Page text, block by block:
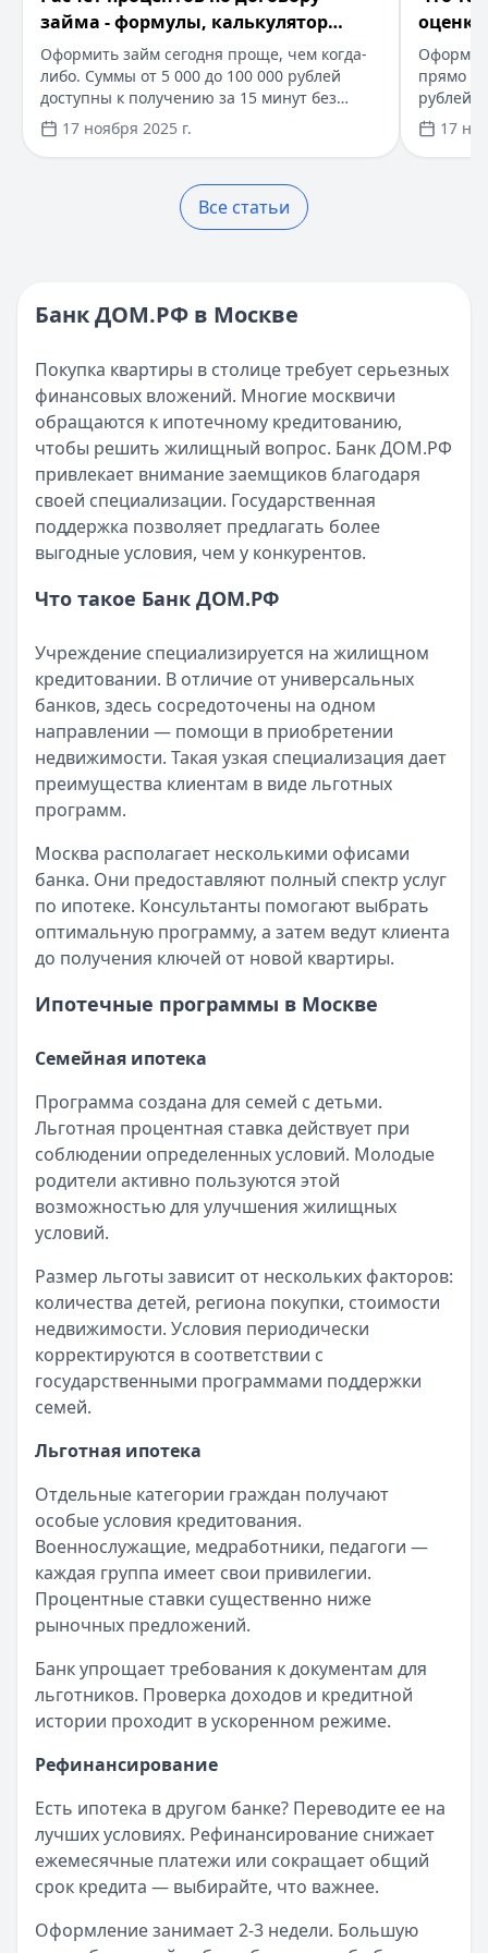
Рейтинг: 4.6
Все дебетовые карты
​РЕСО Гарантия ДМС - добровольно медицинское
Планируете оформить кредит или
Опубликовано:17 ноября 2025 г.
Категория:Кредиты
Читать статью
Кредитная линия банков
17 ноября 2025 г.
Опубликовано:17 ноября 2025 г.
Читать статью
Интернет-банк Бинбанка
Кратко:Современные банковские услуги стали еще
Опубликовано:17 ноября 2025 г.
Категория:Кредиты
Читать статью
Субсидии малоимущим семьям в 2025 году
Кратко:В сложной финансовой ситуации важно знать о
Опубликовано:
17 ноября 2025 г.
Читать статью
Оформить кредит для иностранных граждан в 2025 году
Кратко:Получите кредит на сумму до 5 000 000 рублей
Опубликовано:17 ноября 2025 г.
Категория:Кредиты
Читать статью
Все статьи
займа - формулы, калькулятор
расчета
Оформить займ сегодня проще, чем когда-
либо. Суммы от 5 000 до 100 000 рублей
доступны к получению за 15 минут без
справок о доходах. Новым клиентам
доступны займы под 0% на срок до 30 дней.
Возможность досрочного погашения без
комиссий. Одобрение за 5 минут по одному
17 ноября 2025 г.
прямо
рублей,
минут,
17
Все статьи
Банк ДОМ.РФ в Москве
Покупка квартиры в столице требует серьезных
финансовых вложений. Многие москвичи
обращаются к ипотечному кредитованию,
чтобы решить жилищный вопрос. Банк ДОМ.РФ
привлекает внимание заемщиков благодаря
своей специализации. Государственная
поддержка позволяет предлагать более
выгодные условия, чем у конкурентов.
Что такое Банк ДОМ.РФ
Учреждение специализируется на жилищном
кредитовании. В отличие от универсальных
банков, здесь сосредоточены на одном
направлении — помощи в приобретении
недвижимости. Такая узкая специализация дает
преимущества клиентам в виде льготных
программ.
Москва располагает несколькими офисами
банка. Они предоставляют полный спектр услуг
по ипотеке. Консультанты помогают выбрать
оптимальную программу, а затем ведут клиента
до получения ключей от новой квартиры.
Ипотечные программы в Москве
Семейная ипотека
Программа создана для семей с детьми.
Льготная процентная ставка действует при
соблюдении определенных условий. Молодые
родители активно пользуются этой
возможностью для улучшения жилищных
условий.
Размер льготы зависит от нескольких факторов:
количества детей, региона покупки, стоимости
недвижимости. Условия периодически
корректируются в соответствии с
государственными программами поддержки
семей.
Льготная ипотека
Отдельные категории граждан получают
особые условия кредитования.
Военнослужащие, медработники, педагоги —
каждая группа имеет свои привилегии.
Процентные ставки существенно ниже
рыночных предложений.
Банк упрощает требования к документам для
льготников. Проверка доходов и кредитной
истории проходит в ускоренном режиме.
Рефинансирование
Есть ипотека в другом банке? Переводите ее на
лучших условиях. Рефинансирование снижает
ежемесячные платежи или сокращает общий
срок кредита — выбирайте, что важнее.
Оформление занимает 2-3 недели. Большую